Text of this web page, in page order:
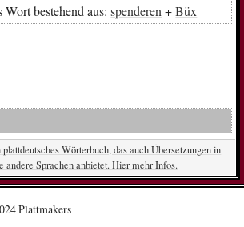
Wort bestehend aus:spenderen +Büx
Wörterbuch, das auch Übersetzungen in
andere Sprachen anbietet. Hier mehr Infos.
Plattmakers